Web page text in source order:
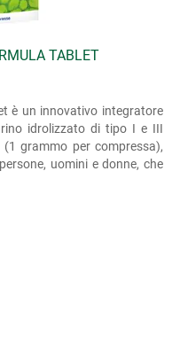
TABLET
è un innovativo integratore
idrolizzato di tipo I e III
grammo per compressa),
uomini e donne, che